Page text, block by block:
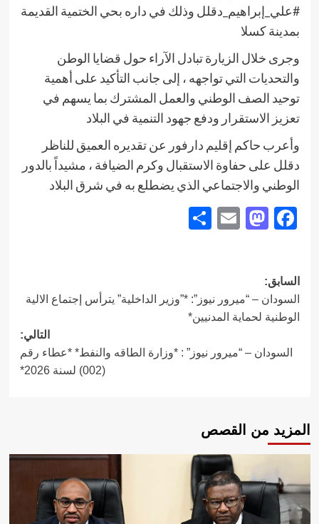
#علي_إبراهيم_دقلل وذلك في داره بحي الختمية القديمة
بمدينة كسلا
وجرى خلال الزيارة تبادل الآراء حول قضايا الوطن
والتحديات التي تواجهه ، إلى جانب التأكيد على أهمية
توحيد الصف الوطني والعمل المشترك بما يسهم في
تعزيز الاستقرار ودفع جهود التنمية في البلاد
وأعرب حاكم إقليم دارفور عن تقديره العميق للناظر
دقلل على حفاوة الاستقبال وكرم الضيافة ، مشيداً بالدور
الوطني والاجتماعي الذي يضطلع به في شرق البلاد
Facebook
Mastodon
Email
تصفّح
المقالات
السابق:
السودان – “ميرور نيوز”: *”وزير الداخلية” يترأس إجتماع الالية
الوطنية لحماية المدنيين*
التالي:
السودان – “ميرور نيوز” : *وزارة الطاقه والنفط* *عطاء رقم
(002) لسنة 2026*
المزيد من القصص